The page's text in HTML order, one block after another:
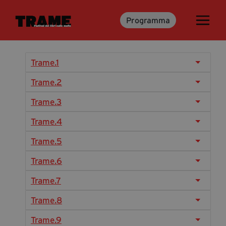
Programma
Trame.15
Ospiti
Media & Press
Cartella Stampa
Rassegna Stampa
Partecipa
Trame.1
Trame.2
Trame.3
Trame.4
Trame.5
Trame.6
Trame.7
Trame.8
Trame.9